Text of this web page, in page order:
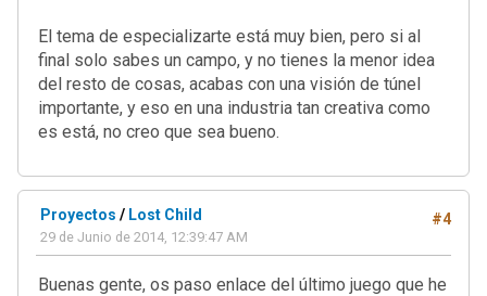
El tema de especializarte está muy bien, pero si al
final solo sabes un campo, y no tienes la menor idea
del resto de cosas, acabas con una visión de túnel
importante, y eso en una industria tan creativa como
es está, no creo que sea bueno.
#4
Proyectos / Lost Child
29 de Junio de 2014, 12:39:47 AM
Buenas gente, os paso enlace del último juego que he